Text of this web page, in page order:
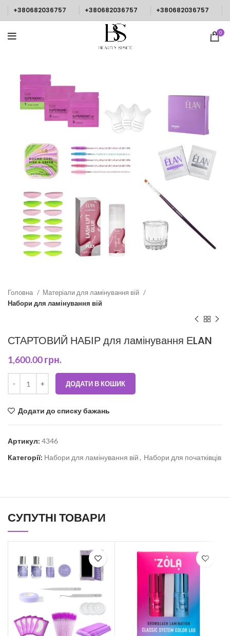
+380682036757 +380682036757 +380682036757
0
Головна
Матеріали для ламінування вій
Набори для ламінування вій
СТАРТОВИЙ НАБІР для ламінування ЕLAN
1,600.00грн.
ДОДАТИ В КОШИК
Додати до списку бажань
Артикул: 4346
Категорії: Набори для ламінування вій , Набори для початківців
СУПУТНІ ТОВАРИ